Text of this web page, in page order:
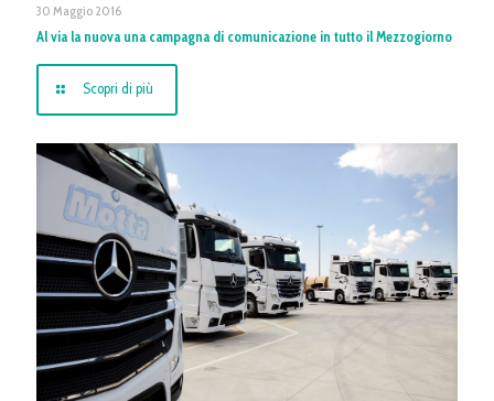
30 Maggio 2016
Al via la nuova una campagna di comunicazione in tutto il Mezzogiorno
Scopri di più